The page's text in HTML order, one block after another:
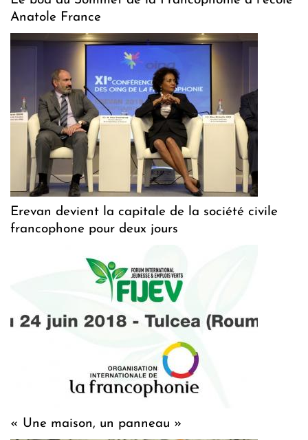
Anatole France
Erevan devient la capitale de la société civile
francophone pour deux jours
« Une maison, un panneau »